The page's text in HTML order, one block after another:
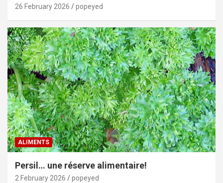
26 February 2026 popeyed
ALIMENTS
Persil… une réserve alimentaire!
2 February 2026 popeyed